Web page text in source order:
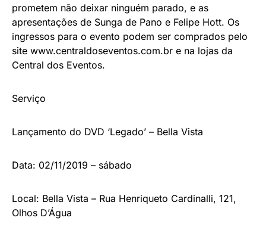
prometem não deixar ninguém parado, e as
apresentações de Sunga de Pano e Felipe Hott. Os
ingressos para o evento podem ser comprados pelo
site www.centraldoseventos.com.br e na lojas da
Central dos Eventos.
Serviço
Lançamento do DVD ‘Legado’ – Bella Vista
Data: 02/11/2019 – sábado
Local: Bella Vista – Rua Henriqueto Cardinalli, 121,
Olhos D’Água